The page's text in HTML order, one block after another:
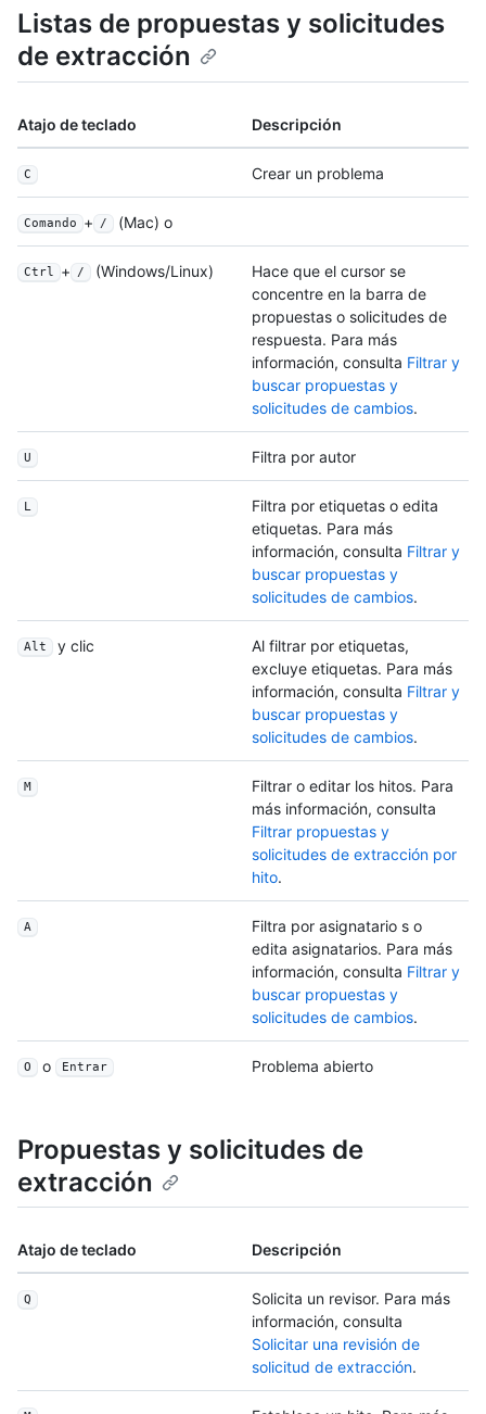
Listas de propuestas y solicitudes
de extracción
Atajo de teclado Descripción
C Crear un problema
Comando + / (Mac) o
Ctrl + / (Windows/Linux)
Hace que el cursor se
concentre en la barra de
propuestas o solicitudes de
respuesta. Para más
información, consulta Filtrar y
buscar propuestas y
solicitudes de cambios.
U Filtra por autor
L
Filtra por etiquetas o edita
etiquetas. Para más
información, consulta Filtrar y
buscar propuestas y
solicitudes de cambios.
Alt y clic
Al filtrar por etiquetas,
excluye etiquetas. Para más
información, consulta Filtrar y
buscar propuestas y
solicitudes de cambios.
M
Filtrar o editar los hitos. Para
más información, consulta
Filtrar propuestas y
solicitudes de extracción por
hito.
A
Filtra por asignatario s o
edita asignatarios. Para más
información, consulta Filtrar y
buscar propuestas y
solicitudes de cambios.
O o Entrar Problema abierto
Propuestas y solicitudes de
extracción
Atajo de teclado Descripción
Q
Solicita un revisor. Para más
información, consulta
Solicitar una revisión de
solicitud de extracción.